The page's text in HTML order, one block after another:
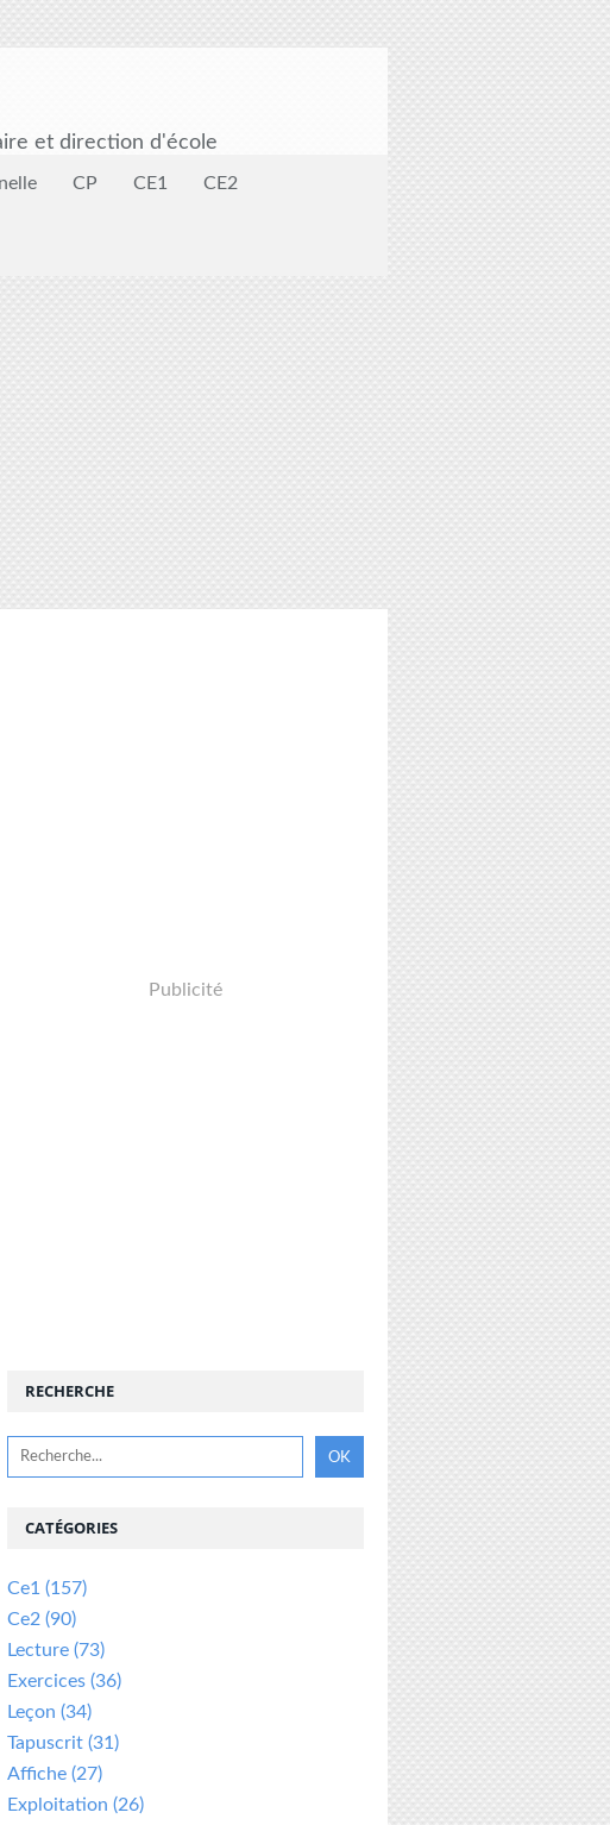
et direction d'école
CP CE1 CE2
Publicité
RECHERCHE
CATÉGORIES
Ce1 (157)
Ce2 (90)
Lecture (73)
Exercices (36)
Leçon (34)
Tapuscrit (31)
Affiche (27)
Exploitation (26)